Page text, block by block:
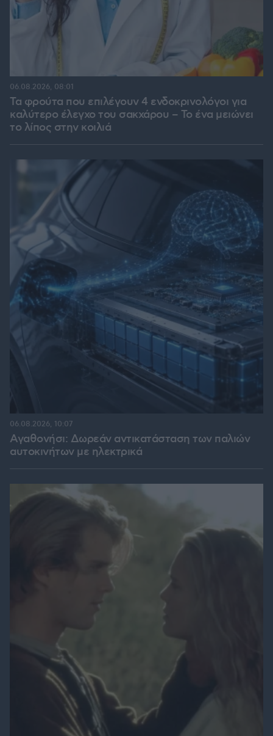
Τα φρούτα που επιλέγουν 4 ενδοκρινολόγοι για
καλύτερο έλεγχο του σακχάρου – Το ένα μειώνει
το λίπος στην κοιλιά
06.08.2026, 08:01
Αγαθονήσι: Δωρεάν αντικατάσταση των παλιών
αυτοκινήτων με ηλεκτρικά
06.08.2026, 10:07